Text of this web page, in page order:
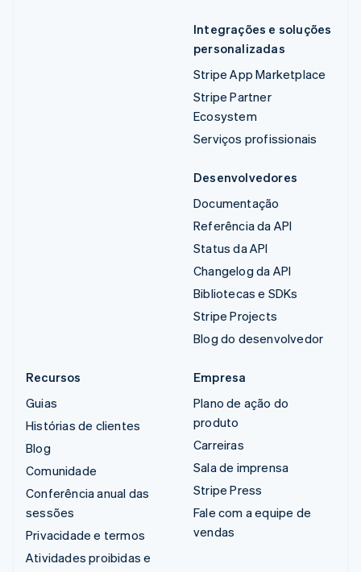
Integrações e soluções
personalizadas
Stripe App Marketplace
Stripe Partner
Ecosystem
Serviços profissionais
Desenvolvedores
Documentação
Referência da API
Status da API
Changelog da API
Bibliotecas e SDKs
Stripe Projects
Blog do desenvolvedor
Recursos
Guias
Histórias de clientes
Blog
Comunidade
Conferência anual das
sessões
Privacidade e termos
Atividades proibidas e
Empresa
Plano de ação do
produto
Carreiras
Sala de imprensa
Stripe Press
Fale com a equipe de
vendas